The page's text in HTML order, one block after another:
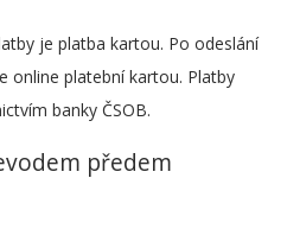
je platba kartou. Po odeslání
online platební kartou. Platby
banky ČSOB.
předem